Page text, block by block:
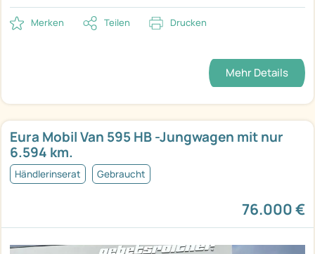
Merken Teilen Drucken
Mehr Details
Eura Mobil Van 595 HB -Jungwagen mit nur
6.594 km.
Händlerinserat Gebraucht
76.000 €